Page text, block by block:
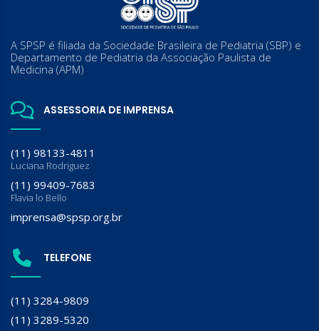
A SPSP é filiada da Sociedade Brasileira de Pediatria (SBP) e
Departamento de Pediatria da Associação Paulista de
Medicina (APM)
ASSESSORIA DE IMPRENSA
(11) 98133-4811
Luciana Rodriguez
(11) 99409-7683
Flavia lo Bello
imprensa@spsp.org.br
TELEFONE
(11) 3284-9809
(11) 3289-5320